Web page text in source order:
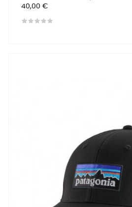
Precio
40,00 €